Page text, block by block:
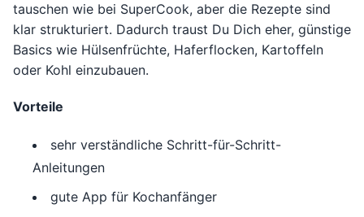
tauschen wie bei SuperCook, aber die Rezepte sind
klar strukturiert. Dadurch traust Du Dich eher, günstige
Basics wie Hülsenfrüchte, Haferflocken, Kartoffeln
oder Kohl einzubauen.
Vorteile
sehr verständliche Schritt-für-Schritt-
Anleitungen
gute App für Kochanfänger